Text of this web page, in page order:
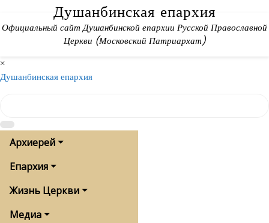
content
Душанбинская епархия
Официальный сайт Душанбинской епархии Русской Православной
Церкви (Московский Патриархат)
×
Душанбинская епархия
Архиерей
Епархия
Жизнь Церкви
Медиа